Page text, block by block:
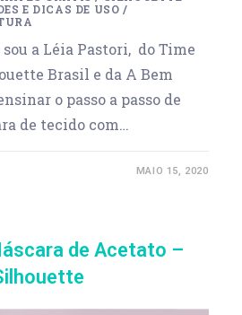
E DICAS DE USO /
sou a Léia Pastori, do Time
Brasil e da A Bem
o passo a passo de
de tecido com…
MAIO 15, 2020
de Acetato –